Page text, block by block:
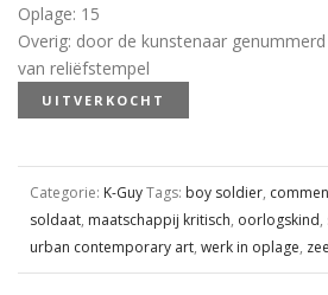
Oplage: 15
Overig: door de kunstenaar
van reliëfstempel
UITVERKOCHT
Categorie: K-GuyTags: boy soldier,
soldaat, maatschappij kritisch, oorlogskind,
urban contemporary art, werk in oplage,